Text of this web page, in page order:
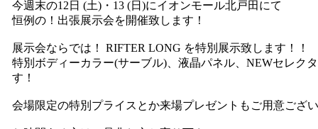
今週末の12日 (土)・13 (日)にイオンモール北戸田にて
恒例の！出張展示会を開催致します！
展示会ならでは！ RIFTER LONG を特別展示致します！！
特別ボディーカラー(サーブル)、液晶パネル、NEWセレク
す！
会場限定の特別プライスとか来場プレゼントもご用意ござ